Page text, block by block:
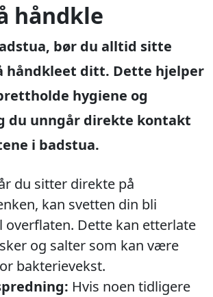
håndkle
bør du alltid sitte
håndkleet ditt. Dette hjelper
hygiene og
du unngår direkte kontakt
i badstua.
du sitter direkte på
kan svetten din bli
overflaten. Dette kan etterlate
og salter som kan være
bakterievekst.
Hvis noen tidligere